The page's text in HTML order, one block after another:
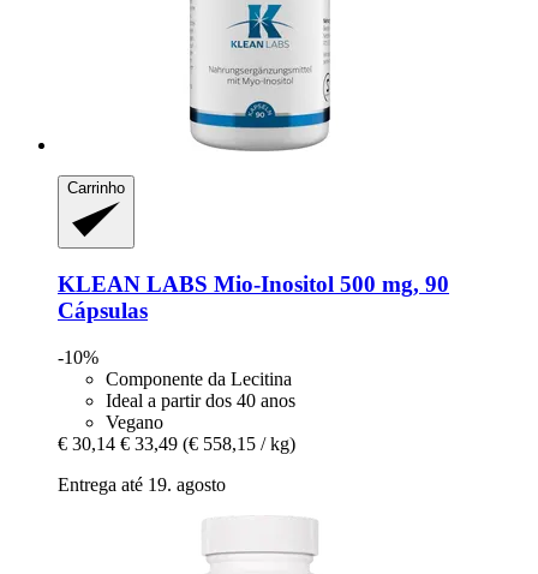
Carrinho
KLEAN LABS Mio-​Inositol 500 mg, 90
Cápsulas
-10%
Componente da Lecitina
Ideal a partir dos 40 anos
Vegano
€ 30,14 € 33,49 (€ 558,15 / kg)
Entrega até 19. agosto